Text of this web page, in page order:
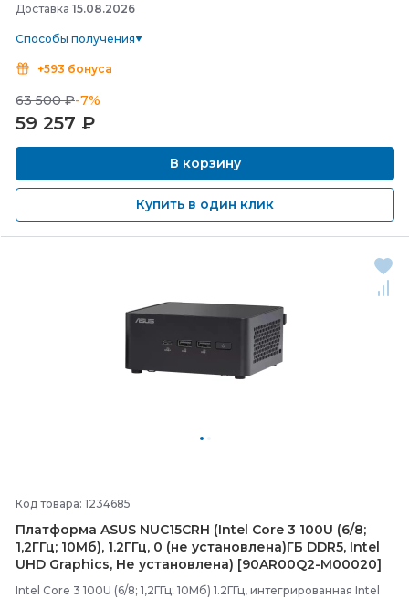
Доставка 15.08.2026
Способы получения
+593 бонуса
63 500 ₽-7%
59 257 ₽
В корзину
Купить в один клик
Код товара: 1234685
Платформа ASUS NUC15CRH (Intel Core 3 100U (6/8;
1,2ГГц; 10Мб), 1.2ГГц, 0 (не установлена)ГБ DDR5, Intel
UHD Graphics, Не установлена) [90AR00Q2-M00020]
Intel Core 3 100U (6/8; 1,2ГГц; 10Мб) 1.2ГГц, интегрированная Intel